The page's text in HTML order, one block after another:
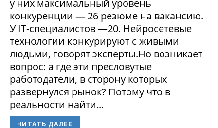
у них максимальный уровень
конкуренции — 26 резюме на вакансию.
У IT-специалистов —20. Нейросетевые
технологии конкурируют с живыми
людьми, говорят эксперты.Но возникает
вопрос: а где эти пресловутые
работодатели, в сторону которых
развернулся рынок? Потому что в
реальности найти...
ЧИТАТЬ ДАЛЕЕ